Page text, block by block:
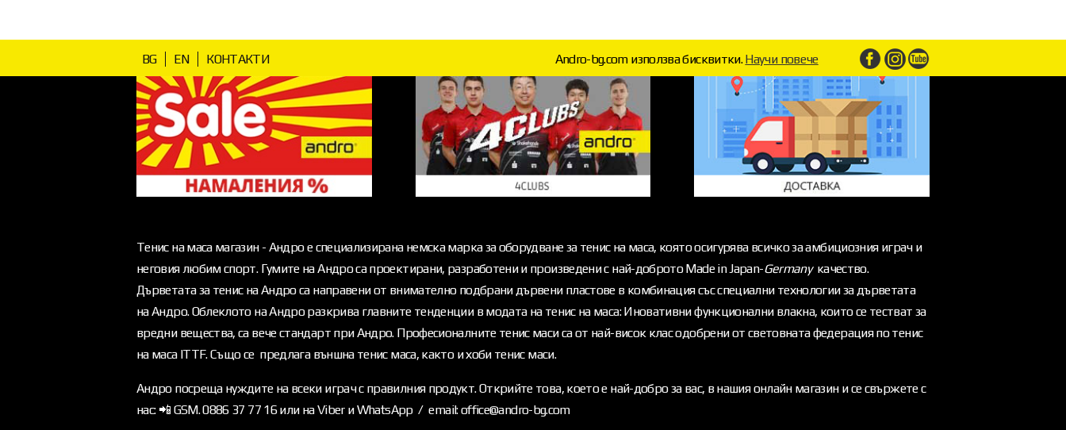
BG EN КОНТАКТИ Andro-bg.com използва бисквитки.Научи повече
Тенис на маса магазин - Андро е специализирана немска марка за оборудване за тенис на маса, която осигурява всичко за амбициозния играч и
неговия любим спорт. Гумите на Андро са проектирани, разработени и произведени с най-доброто Made in Japan-Germanyкачество.
Дърветата за тенис на Андро са направени от внимателно подбрани дървени пластове в комбинация със специални технологии за дърветата
на Андро. Облеклото на Андро разкрива главните тенденции в модата на тенис на маса: Иновативни функционални влакна, които се тестват за
вредни вещества, са вече стандарт при Андро. Професионалните тенис маси са от най-висок клас одобрени от световната федерация по тенис
на маса ITTF. Също се предлага външна тенис маса, както и хоби тенис маси.
Андро посреща нуждите на всеки играч с правилния продукт. Открийте това, което е най-добро за вас, в нашия онлайн магазин и се свържете с
нас: 📲 GSM. 0886 37 77 16 или на Viber и WhatsApp / email: office@andro-bg.com